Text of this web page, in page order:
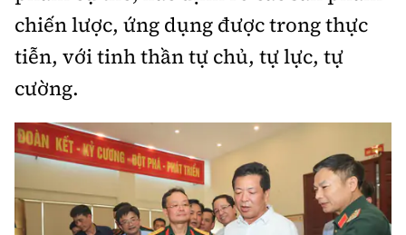
chiến lược, ứng dụng được trong thực
tiễn, với tinh thần tự chủ, tự lực, tự
cường.